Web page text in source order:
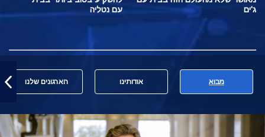
ג'ים
עם נטליה
מבוא אודותינו הארגונים שלנו